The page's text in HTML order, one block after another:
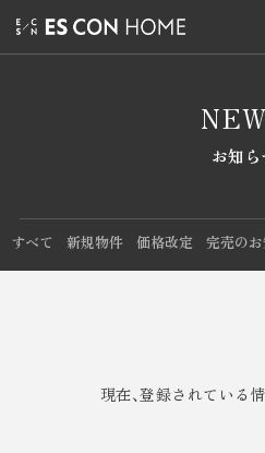
お知ら
すべて 新規物件 価格改定 完売の
現在、登録されている